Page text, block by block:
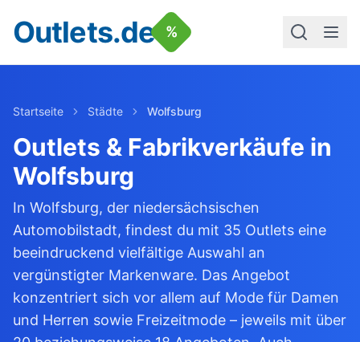
Outlets.de %
Startseite Städte Wolfsburg
Outlets & Fabrikverkäufe in
Wolfsburg
In Wolfsburg, der niedersächsischen
Automobilstadt, findest du mit 35 Outlets eine
beeindruckend vielfältige Auswahl an
vergünstigter Markenware. Das Angebot
konzentriert sich vor allem auf Mode für Damen
und Herren sowie Freizeitmode – jeweils mit über